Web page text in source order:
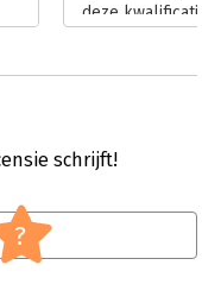
deze
schrijft!
?